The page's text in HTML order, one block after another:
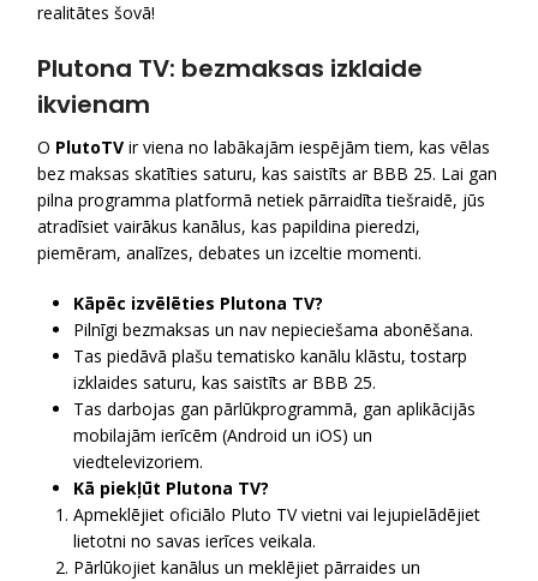
realitātes šovā!
Plutona TV: bezmaksas izklaide
ikvienam
O PlutoTV ir viena no labākajām iespējām tiem, kas vēlas
bez maksas skatīties saturu, kas saistīts ar BBB 25. Lai gan
pilna programma platformā netiek pārraidīta tiešraidē, jūs
atradīsiet vairākus kanālus, kas papildina pieredzi,
piemēram, analīzes, debates un izceltie momenti.
Kāpēc izvēlēties Plutona TV?
Pilnīgi bezmaksas un nav nepieciešama abonēšana.
Tas piedāvā plašu tematisko kanālu klāstu, tostarp
izklaides saturu, kas saistīts ar BBB 25.
Tas darbojas gan pārlūkprogrammā, gan aplikācijās
mobilajām ierīcēm (Android un iOS) un
viedtelevizoriem.
Kā piekļūt Plutona TV?
Apmeklējiet oficiālo Pluto TV vietni vai lejupielādējiet
lietotni no savas ierīces veikala.
Pārlūkojiet kanālus un meklējiet pārraides un